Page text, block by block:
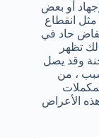
أو بعض
انقطاع
حاد في
تظهر
وقد يصل
، من
الأعراض